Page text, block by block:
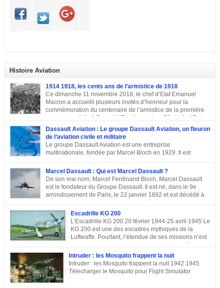
Histoire Aviation
1914 1918, les cents ans de l’armistice de 1918
Ce dimanche 11 novembre 2018, le chef d’Etat Emanuel
Macron a accueilli plusieurs invités d’honneur pour la
commémoration du centenaire de l’armistice de la première
guerre mondiale à Paris.A L’Elysée, environ 70 chefs d’Etats
et dirigeants ont célébré la cérémonie des cents ans de l’armistice de 1918.
Après une semaine mémorielle les célébrations se sont poursuivies par
une commémoraison à l’Arc de triomphe et un discours du président
Emmanuel Macron.
Dassault Aviation : Le groupe Dassault Aviation, un fleuron
de l’aviation civile et militaire
Le groupe Dassault Aviation est une entreprise
multinationale, fondée par Marcel Bloch en 1929. Il est
entre les mains de la famille de son fondateur et qui porte encore son nom,
Marcel Bloch ayant changé son nom en Dassault en 1946. Retour sur le
parcours de ce fleuron de l’aviation civile et militaire. De la première guerre
mondiale à la Course aux Armements Au début de la première guerre
mondiale, Marcel Bloch a créé la Société d’études aéronautiques avec son
Marcel Dassault : Qui est Marcel Dassault ?
De son vrai nom, Marcel Ferdinand Bloch, Marcel Dassault
est le fondateur du Groupe Dassault. Il est né, dans le 9e
arrondissement de Paris, le 22 janvier 1892 et est décédé à
Neuilly-sur-Seine, le 17 avril 1986. Ingénieur de talent, il a
également été un entrepreneur et un homme politique français. Enfance et
famille de Marcel Dassault Dernier enfant d’Adolphe Bloch et de Noémie
Allatini, Marcel avait trois frères ainés. Le premier est mort à son jeune âge,
le second, Darius Paul Bloch est devenu générale d’armée et le troisième,
René était chirurgien à Paris avant d’être exécuté en déportation […]
Escadrille KG 200
L’Escadrille KG 200 20 février 1944-25 avril 1945 Le
KG 200 est une des escadres mythiques de la
Luftwaffe. Pourtant, l’étendue de ses missions n’est
pas toujours connue, et cette escadre peut évoquer
des missions très différentes selon les centres d’intérêts : patrouille
maritime, Mistel ou missions secrètes. Partons du commencement : le nom.
La désignation KG 200, KampfGeschwader 200, signifie littéralement »
escadre de combat n°200 « . » Escadre de combat « , c’est un peu vague.
Donc il n’y a pas a priori de limites aux missions du KG 200, sous cette
Intruder : les Mosquito frappent la nuit
Intruder : les Mosquito frappent la nuit 1942 1945
Télecharger le Mosquito pour Flight Simulator